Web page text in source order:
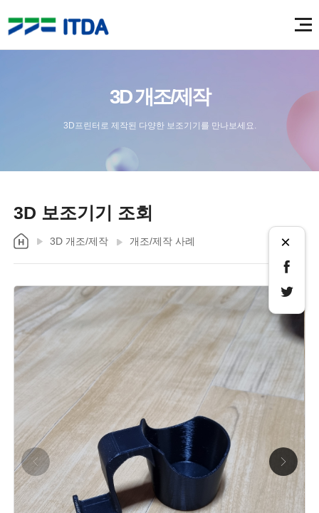
3D 개조/제작
3D프린터로 제작된 다양한 보조기기를 만나보세요.
3D 보조기기 조회
3D 개조/제작 개조/제작 사례 ×